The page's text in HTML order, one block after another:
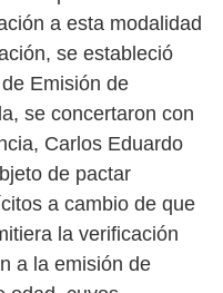
a esta modalidad
se estableció
Emisión de
se concertaron con
Carlos Eduardo
de pactar
a cambio de que
la verificación
a la emisión de